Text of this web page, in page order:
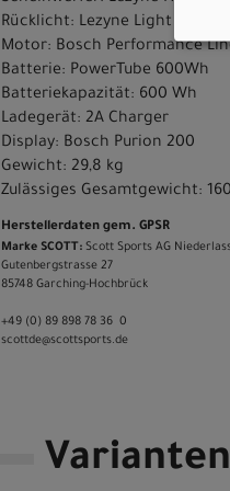
Rücklicht: Lezyne Light
Motor: Bosch Performance
Batterie: PowerTube 600Wh
Batteriekapazität: 600 Wh
Ladegerät: 2A Charger
Display: Bosch Purion 200
Gewicht: 29,8 kg
Zulässiges Gesamtgewicht:
Herstellerdaten gem. GPSR
Marke SCOTT: Scott Sports AG
Gutenbergstrasse 27
85748 Garching-­Hochbrück
+49 (0) 89 898 78 36 ­ 0
scott­de@scott­sports.de
Varianten